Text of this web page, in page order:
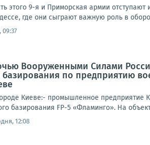
этого 9-я и Приморская армии
где они сыграют важную роль в
09:37
Вооруженными Силами
базирования по предприятию
Киеве:- промышленное предприятие
базирования FP-5 «Фламинго». На
12:08